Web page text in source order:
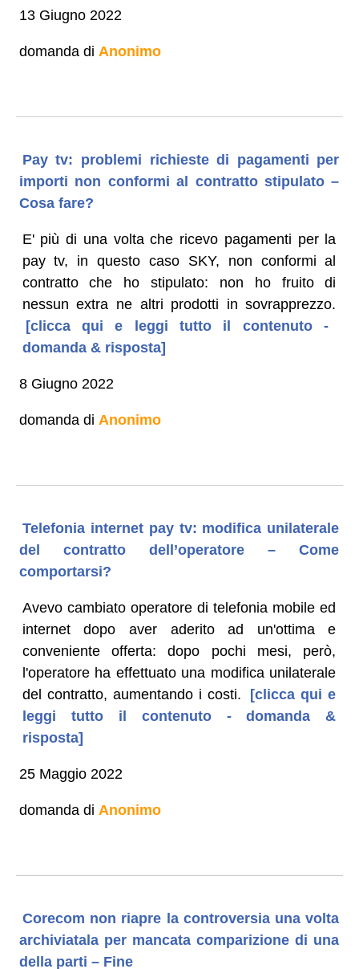
13 Giugno 2022
domanda di Anonimo
Pay tv: problemi richieste di pagamenti per
importi non conformi al contratto stipulato –
Cosa fare?
E' più di una volta che ricevo pagamenti per la
pay tv, in questo caso SKY, non conformi al
contratto che ho stipulato: non ho fruito di
nessun extra ne altri prodotti in sovrapprezzo.
[clicca qui e leggi tutto il contenuto -
domanda & risposta]
8 Giugno 2022
domanda di Anonimo
Telefonia internet pay tv: modifica unilaterale
del contratto dell’operatore – Come
comportarsi?
Avevo cambiato operatore di telefonia mobile ed
internet dopo aver aderito ad un'ottima e
conveniente offerta: dopo pochi mesi, però,
l'operatore ha effettuato una modifica unilaterale
del contratto, aumentando i costi.
[clicca qui e
leggi tutto il contenuto - domanda &
risposta]
25 Maggio 2022
domanda di Anonimo
Corecom non riapre la controversia una volta
archiviatala per mancata comparizione di una
della parti – Fine